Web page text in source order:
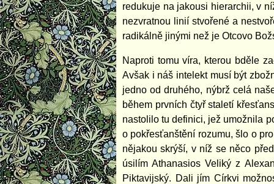
redukuje na jakousi hierarchii, v
nezvratnou linií stvořené a
radikálně jinými než je Otcovo
Naproti tomu víra, kterou bděle
Avšak i náš intelekt musí být
jedno od druhého, nýbrž celá
během prvních čtyř staletí
nastolilo tu definici, jež umožnila
o pokřesťanštění rozumu, šlo o
nějakou skrýší, v níž se něco
úsilím Athanasios Veliký z
Piktavijský. Dali jím Církvi